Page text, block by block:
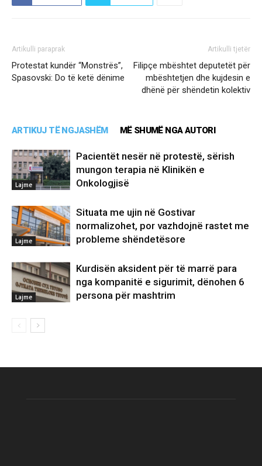
Artikulli paraprak
Protestat kundër “Monstrës”,
Spasovski: Do të ketë dënime
Artikulli tjetër
Filipçe mbështet deputetët për
mbështetjen dhe kujdesin e
dhënë për shëndetin kolektiv
ARTIKUJ TË NGJASHËM MË SHUMË NGA AUTORI
Lajme
Pacientët nesër në protestë, sërish
mungon terapia në Klinikën e
Onkologjisë
Lajme
Situata me ujin në Gostivar
normalizohet, por vazhdojnë rastet me
probleme shëndetësore
Lajme
Kurdisën aksident për të marrë para
nga kompanitë e sigurimit, dënohen 6
persona për mashtrim